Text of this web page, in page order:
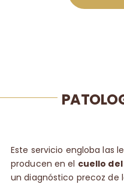
Este servicio engloba las
producen en el cuello
un diagnóstico precoz de